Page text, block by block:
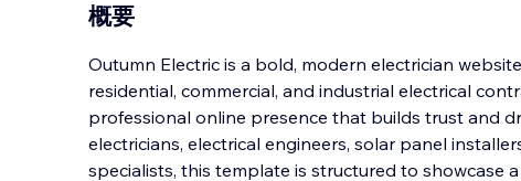
概要
Outumn Electric is a bold, modern electrician
residential, commercial, and industrial electrical
professional online presence that builds trust and
electricians, electrical engineers, solar panel
specialists, this template is structured to showcase